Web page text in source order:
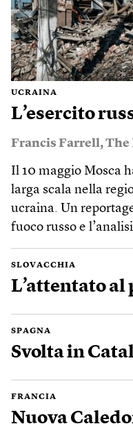
UCRAINA
L’esercito
Francis Farrell,The
Il 10 maggio Mosca
larga scala nella
ucraina. Un
fuoco russo e
SLOVACCHIA
L’attentato al
SPAGNA
Svolta in
FRANCIA
Nuova